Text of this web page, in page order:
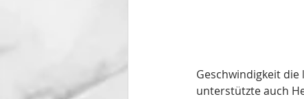
Geschwindigkeit
unterstützte auch